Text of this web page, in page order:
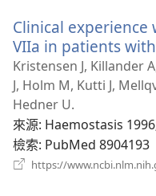
Clinical
VIIa in patients
Kristensen J, Killander
J, Holm M, Kutti J,
Hedner U.
來源‎: Haemostasis
檢索‎: PubMed 8904193
https://